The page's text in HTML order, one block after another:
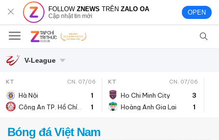
FOLLOWZNEWS TRÊNZALO OA
Cập nhật tin mới OPEN
V-League
KT CN, 07/06
Hà Nội 1
Công An TP. Hồ Chí Minh 1
KT CN, 07/06
Ho Chi Minh City
3
Hoàng Anh Gia Lai
1
Bóng đá Việt Nam